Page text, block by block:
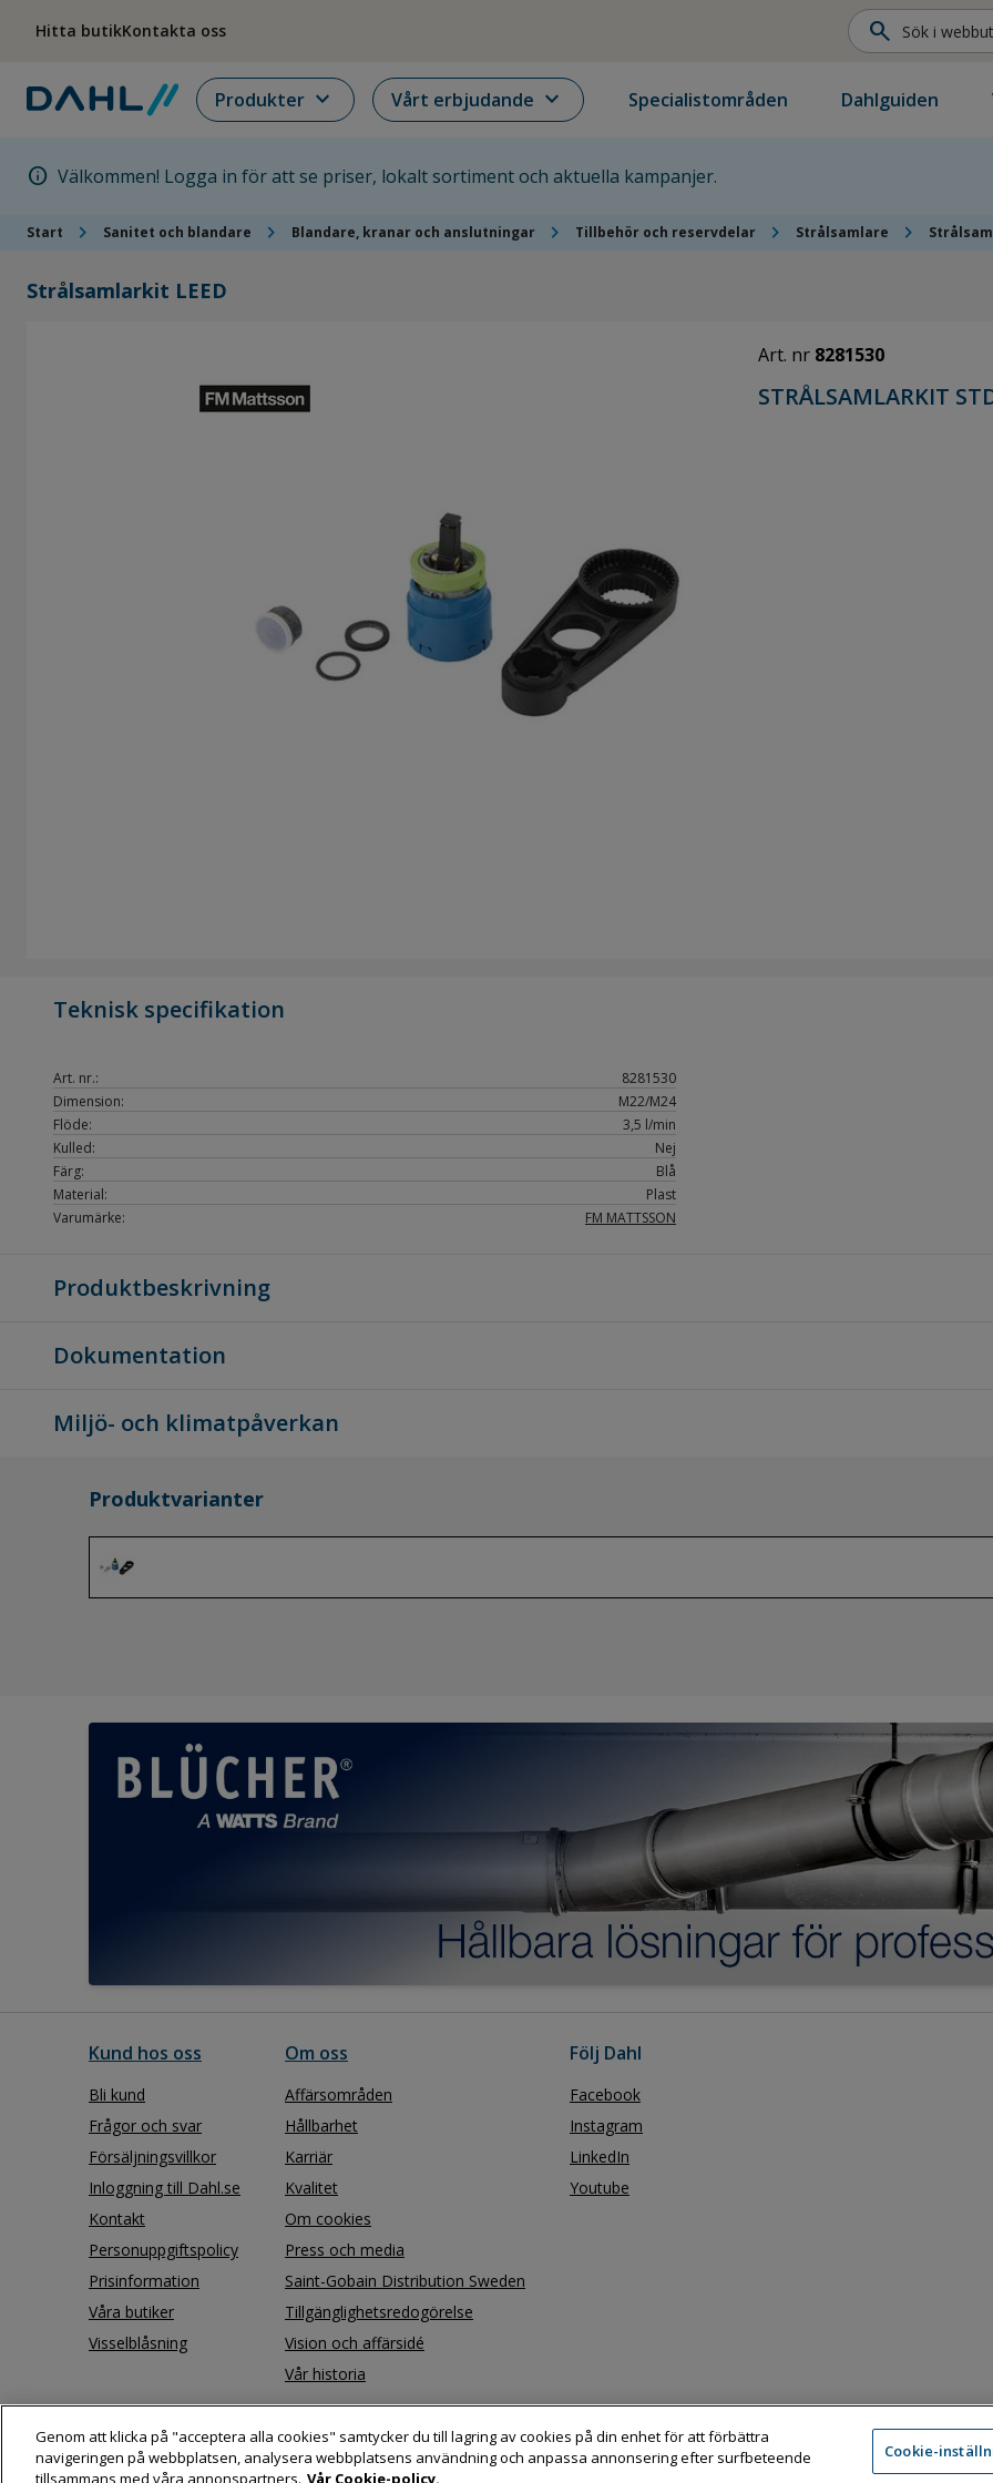
Hitta butikKontakta oss search
Produkter expand_more Vårt erbjudande expand_more Specialistområden Dahlguiden
info Välkommen! Logga in för att se priser, lokalt sortiment och aktuella kampanjer.
Start chevron_right Sanitet och blandare chevron_right Blandare, kranar och anslutningar chevron_right Tillbehör och reservdelar chevron_right Strålsamlare chevron_right
Strålsamlarkit LEED
Art. nr 8281530
STRÅLSAMLARKIT
Teknisk specifikation
Art. nr.:
8281530
Dimension:
M22/M24
Flöde:
3,5 l/min
Kulled:
Nej
Färg:
Blå
Material:
Plast
Varumärke:
FM MATTSSON
Produktbeskrivning
Dokumentation
Miljö- och klimatpåverkan
Produktvarianter
Kund hos oss
Bli kund
Frågor och svar
Försäljningsvillkor
Inloggning till Dahl.se
Kontakt
Personuppgiftspolicy
Prisinformation
Våra butiker
Visselblåsning
Om oss
Affärsområden
Hållbarhet
Karriär
Kvalitet
Om cookies
Press och media
Saint-Gobain Distribution Sweden
Tillgänglighetsredogörelse
Vision och affärsidé
Vår historia
Följ Dahl
Facebook
Instagram
LinkedIn
Youtube
Adress:Dahl Sverige AB / Box 11076, 161 11 BROMMA
Genom att klicka på "acceptera alla cookies" samtycker du till lagring av cookies på din enhet för att förbättra
navigeringen på webbplatsen, analysera webbplatsens användning och anpassa annonsering efter surfbeteende
tillsammans med våra annonspartners. Vår Cookie-policy.
Cookie-